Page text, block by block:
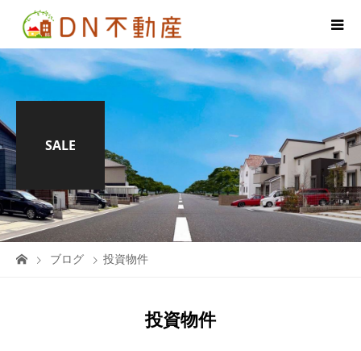
SALE
ブログ 投資物件
投資物件